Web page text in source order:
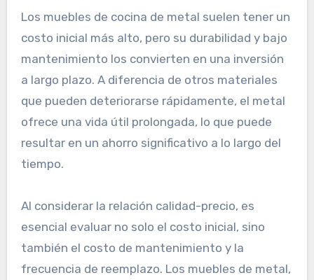
Los muebles de cocina de metal suelen tener un
costo inicial más alto, pero su durabilidad y bajo
mantenimiento los convierten en una inversión
a largo plazo. A diferencia de otros materiales
que pueden deteriorarse rápidamente, el metal
ofrece una vida útil prolongada, lo que puede
resultar en un ahorro significativo a lo largo del
tiempo.
Al considerar la relación calidad-precio, es
esencial evaluar no solo el costo inicial, sino
también el costo de mantenimiento y la
frecuencia de reemplazo. Los muebles de metal,